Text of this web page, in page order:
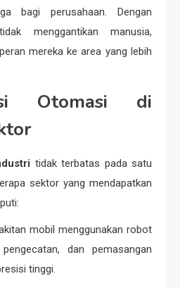
bagi perusahaan. Dengan
menggantikan manusia,
mereka ke area yang lebih
Otomasi di
tidak terbatas pada satu
sektor yang mendapatkan
mobil menggunakan robot
dan pemasangan
tinggi.